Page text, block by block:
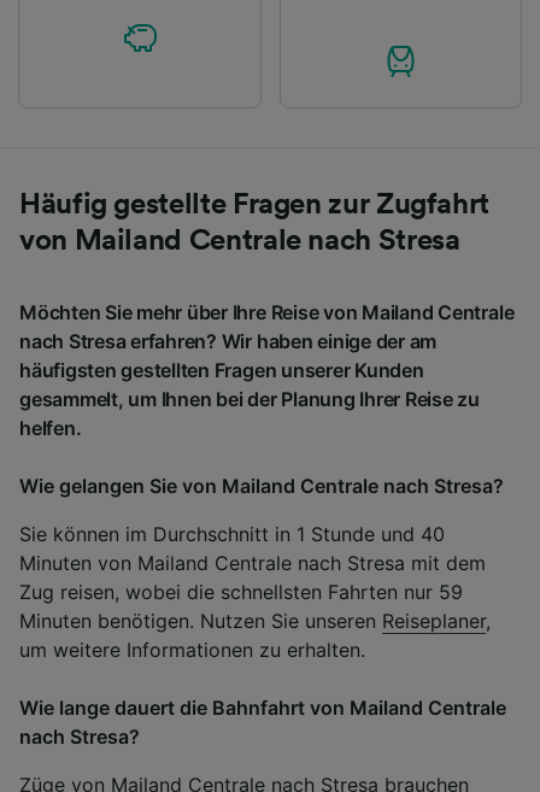
Häufig gestellte Fragen zur Zugfahrt
von Mailand Centrale nach Stresa
Möchten Sie mehr über Ihre Reise von Mailand Centrale
nach Stresa erfahren? Wir haben einige der am
häufigsten gestellten Fragen unserer Kunden
gesammelt, um Ihnen bei der Planung Ihrer Reise zu
helfen.
Wie gelangen Sie von Mailand Centrale nach Stresa?
Sie können im Durchschnitt in 1 Stunde und 40
Minuten von Mailand Centrale nach Stresa mit dem
Zug reisen, wobei die schnellsten Fahrten nur 59
Minuten benötigen. Nutzen Sie unseren Reiseplaner,
um weitere Informationen zu erhalten.
Wie lange dauert die Bahnfahrt von Mailand Centrale
nach Stresa?
Züge von Mailand Centrale nach Stresa brauchen